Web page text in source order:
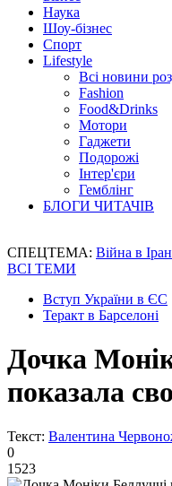
Наука
Шоу-бізнес
Спорт
Lifestyle
Всі новини
Fashion
Food&Drinks
Мотори
Гаджети
Подорожі
Інтер'єри
Гемблінг
БЛОГИ ЧИТАЧІВ
СПЕЦТЕМА: Війна в
ВСІ ТЕМИ
Вступ України в ЄС
Теракт в Барселоні
Дочка
показала
Текст: Валентина
0
1523